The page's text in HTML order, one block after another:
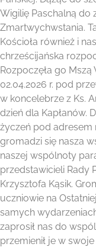
Wigilię Paschalną do
Zmartwychwstania.
Kościoła również i
chrześcijańska
Rozpoczęła go
02.04.2026 r. pod
w koncelebrze z Ks.
dzień dla Kapłanów.
życzeń pod adresem
gromadzi się nasza
naszej wspólnoty
przedstawicieli Rady
Krzysztofa Kąsik.
uczniowie na
samych
zaprosił nas do
przemienił je w